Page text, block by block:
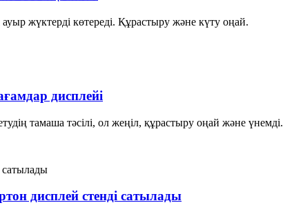
жүктерді көтереді. Құрастыру және күту оңай.
дисплейі
тамаша тәсілі, ол жеңіл, құрастыру оңай және үнемді.
дисплей стенді сатылады